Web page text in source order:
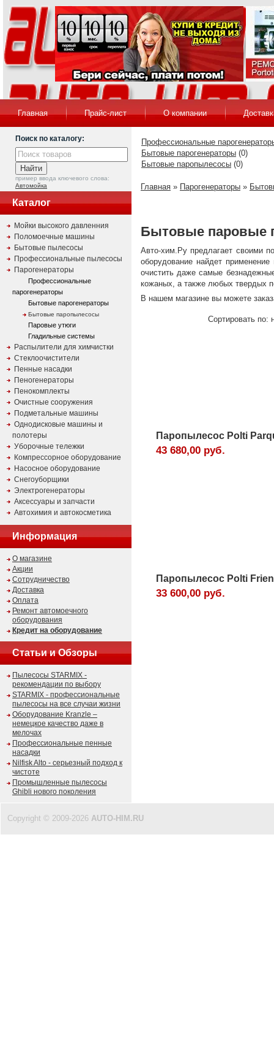
Главная Прайс-лист О компании
Поиск по каталогу:
пример ввода ключевого слова:
Автомойка
Каталог
Мойки высокого давленния
Поломоечные машины
Бытовые пылесосы
Профессиональные пылесосы
Парогенераторы
Профессиональные
парогенераторы
Бытовые парогенераторы
Бытовые паропылесосы
Паровые утюги
Гладильные системы
Распылители для химчистки
Стеклоочистители
Пенные насадки
Пеногенераторы
Пенокомплекты
Очистные сооружения
Подметальные машины
Однодисковые машины и
полотеры
Уборочные тележки
Компрессорное оборудование
Насосное оборудование
Снегоуборщики
Электрогенераторы
Аксессуары и запчасти
Автохимия и автокосметика
Информация
О магазине
Акции
Сотрудничество
Доставка
Оплата
Ремонт автомоечного
оборудования
Кредит на оборудование
Статьи и Обзоры
Пылесосы STARMIX -
рекомендации по выбору
STARMIX - профессиональные
пылесосы на все случаи жизни
Оборудование Kranzle –
немецкое качество даже в
мелочах
Профессиональные пенные
насадки
Nilfisk Alto - серьезный подход к
чистоте
Промышленные пылесосы
Ghibli нового поколения
Профессиональные
Бытовые парогенераторы (0)
Бытовые паропылесосы (0)
Главная » Парогенераторы »
Бытовые паровые
Авто-хим.Ру предлагает своими
оборудование найдет
очистить даже самые
кожаных, а также любых твердых
В нашем магазине вы можете
Сортировать по:
Паропылесос Polti
43 680,00 руб.
Паропылесос Polti
33 600,00 руб.
Copyright © 2009-2026 AUTO-HIM.RU